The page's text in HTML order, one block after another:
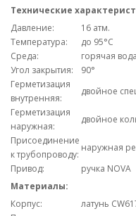
Технические
Давление:
16 атм.
Температура:
до 95°С
Среда:
горячая
Угол закрытия:
90°
Герметизация
внутренняя:
двойное
Герметизация
наружная:
двойное
Присоединение
к трубопроводу:
наружная
Привод:
ручка NOVA
Материалы:
Корпус:
латунь